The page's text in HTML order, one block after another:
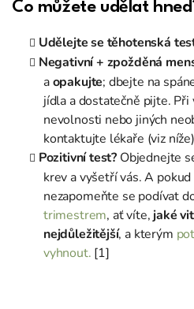
Co můžete udělat
Udělejte se těhotenská
Negativní + zpožděná
aopakujte; dbejte na
jídla a dostatečně pijte.
nevolnosti nebo jiných
kontaktujte lékaře (viz
Pozitivní test? Objednejte
krev a vyšetří vás. A
nezapomeňte se podívat
trimestrem, ať víte, jaké
nejdůležitější, a kterým
vyhnout. [1]